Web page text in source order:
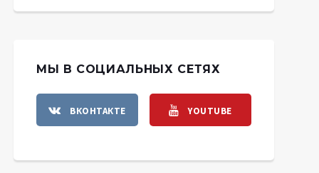
МЫ В СОЦИАЛЬНЫХ СЕТЯХ
ВКОНТАКТЕ YOUTUBE